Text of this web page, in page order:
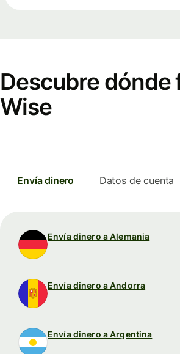
Descubre dónde
Wise
Envía dinero Datos de cuenta
Envía dinero a Alemania
Envía dinero a Andorra
Envía dinero a Argentina